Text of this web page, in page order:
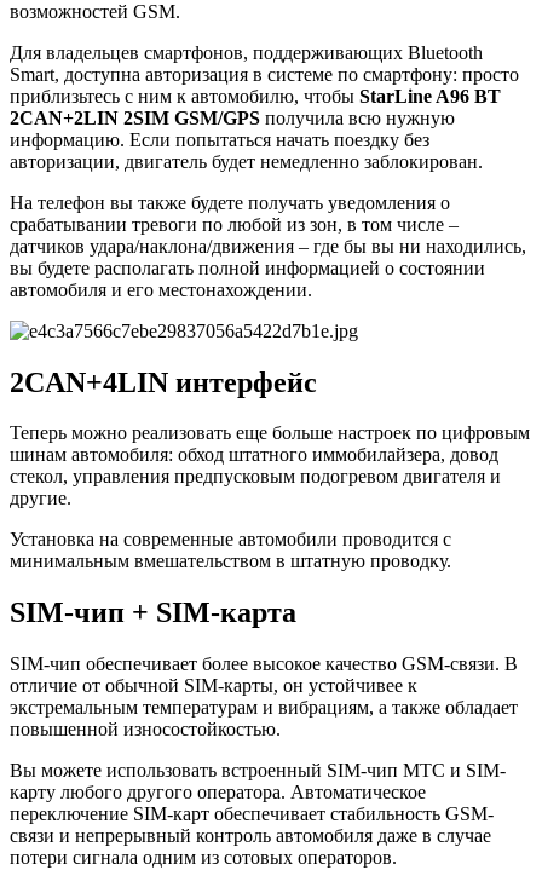
возможностей GSM.
Для владельцев смартфонов, поддерживающих Bluetooth
Smart, доступна авторизация в системе по смартфону: просто
приблизьтесь с ним к автомобилю, чтобы StarLine A96 BT
2CAN+2LIN 2SIM GSM/GPS получила всю нужную
информацию. Если попытаться начать поездку без
авторизации, двигатель будет немедленно заблокирован.
На телефон вы также будете получать уведомления о
срабатывании тревоги по любой из зон, в том числе –
датчиков удара/наклона/движения – где бы вы ни находились,
вы будете располагать полной информацией о состоянии
автомобиля и его местонахождении.
2CAN+4LIN интерфейс
Теперь можно реализовать еще больше настроек по цифровым
шинам автомобиля: обход штатного иммобилайзера, довод
стекол, управления предпусковым подогревом двигателя и
другие.
Установка на современные автомобили проводится с
минимальным вмешательством в штатную проводку.
SIM-чип + SIM-карта
SIM-чип обеспечивает более высокое качество GSM-связи. В
отличие от обычной SIM-карты, он устойчивее к
экстремальным температурам и вибрациям, а также обладает
повышенной износостойкостью.
Вы можете использовать встроенный SIM-чип МТС и SIM-
карту любого другого оператора. Автоматическое
переключение SIM-карт обеспечивает стабильность GSM-
связи и непрерывный контроль автомобиля даже в случае
потери сигнала одним из сотовых операторов.